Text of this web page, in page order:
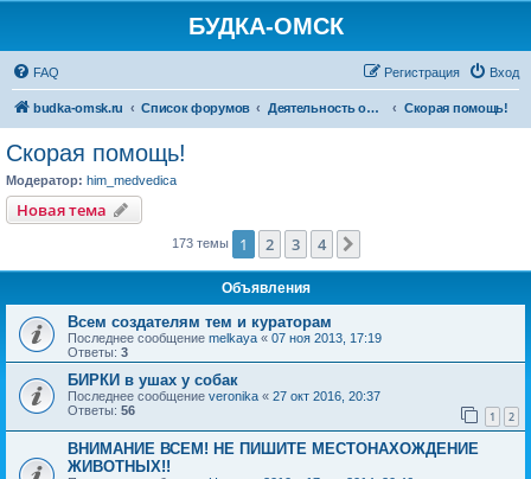
БУДКА-ОМСК
FAQ Вход
Регистрация
budka-omsk.ru Список форумов Деятельность организации Скорая помощь!
Скорая помощь!
Модератор: him_medvedica
Новая тема
173 темы 1 2 3 4
Объявления
Всем создателям тем и кураторам
Последнее сообщение melkaya « 07 ноя 2013, 17:19
Ответы: 3
БИРКИ в ушах у собак
Последнее сообщение veronika « 27 окт 2016, 20:37
Ответы: 56 1 2
ВНИМАНИЕ ВСЕМ! НЕ ПИШИТЕ МЕСТОНАХОЖДЕНИЕ
ЖИВОТНЫХ!!